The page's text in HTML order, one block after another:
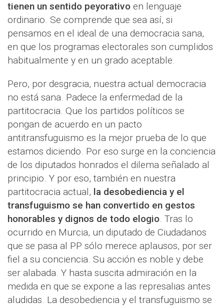
tienen un sentido peyorativo en lenguaje
ordinario. Se comprende que sea así, si
pensamos en el ideal de una democracia sana,
en que los programas electorales son cumplidos
habitualmente y en un grado aceptable.
Pero, por desgracia, nuestra actual democracia
no está sana. Padece la enfermedad de la
partitocracia. Que los partidos políticos se
pongan de acuerdo en un pacto
antitransfuguismo es la mejor prueba de lo que
estamos diciendo. Por eso surge en la conciencia
de los diputados honrados el dilema señalado al
principio. Y por eso, también en nuestra
partitocracia actual, la desobediencia y el
transfuguismo se han convertido en gestos
honorables y dignos de todo elogio. Tras lo
ocurrido en Murcia, un diputado de Ciudadanos
que se pasa al PP sólo merece aplausos, por ser
fiel a su conciencia. Su acción es noble y debe
ser alabada. Y hasta suscita admiración en la
medida en que se expone a las represalias antes
aludidas. La desobediencia y el transfuguismo se